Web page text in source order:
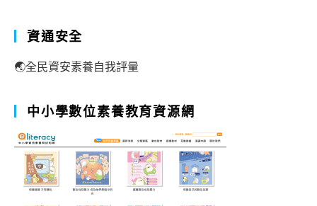
資通安全
🌏全民資安素養自我評量
中小學數位素養教育資源網